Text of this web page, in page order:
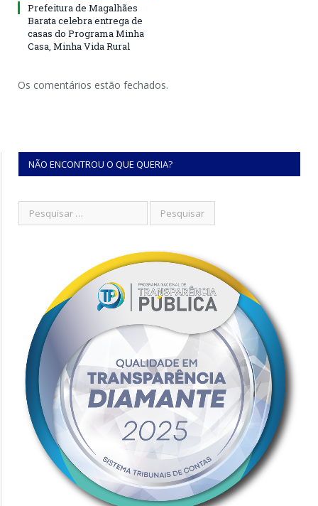
Prefeitura de Magalhães
Barata celebra entrega de
casas do Programa Minha
Casa, Minha Vida Rural
Os comentários estão fechados.
NÃO ENCONTROU O QUE QUERIA?